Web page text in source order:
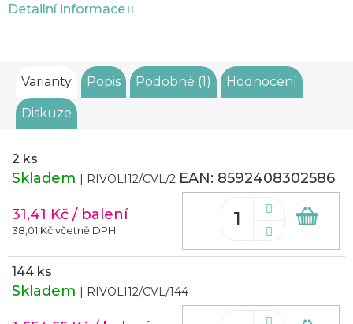
Detailní informace
Varianty Popis Podobné (1) Hodnocení
Diskuze
2 ks
Skladem | RIVOLI12/CVL/2 EAN: 8592408302586
31,41 Kč / balení
38,01 Kč včetně DPH
144 ks
Skladem | RIVOLI12/CVL/144